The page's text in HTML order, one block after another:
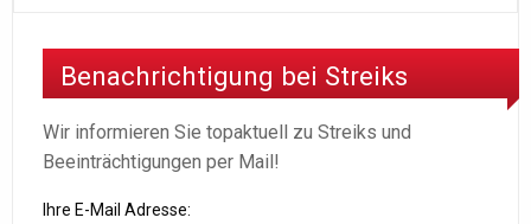
Benachrichtigung bei Streiks
Wir informieren Sie topaktuell zu Streiks und
Beeinträchtigungen per Mail!
Ihre E-Mail Adresse: